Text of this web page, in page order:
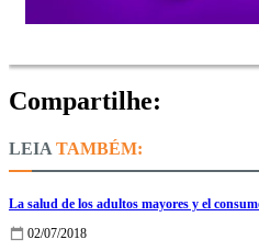
Compartilhe:
TAMBÉM:
La salud de los adultos mayores y el
02/07/2018